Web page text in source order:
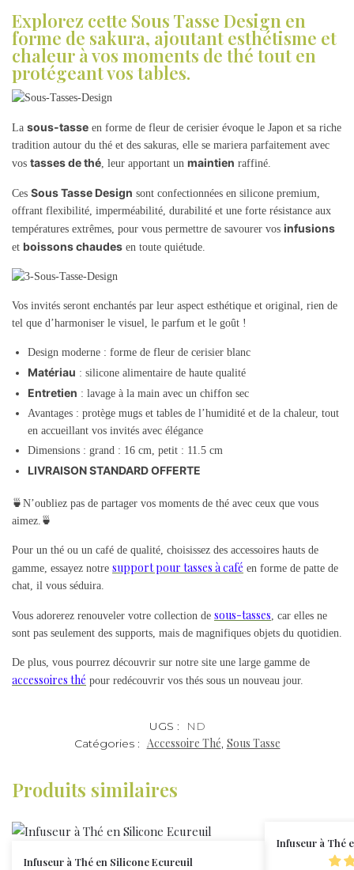
Explorez cette Sous Tasse Design en
forme de sakura, ajoutant esthétisme et
chaleur à vos moments de thé tout en
protégeant vos tables.
La sous-tasse en forme de fleur de cerisier évoque le Japon et sa riche
tradition autour du thé et des sakuras, elle se mariera parfaitement avec
vos tasses de thé , leur apportant un maintien raffiné.
Ces Sous Tasse Design sont confectionnées en silicone premium,
offrant flexibilité, imperméabilité, durabilité et une forte résistance aux
températures extrêmes, pour vous permettre de savourer vos infusions
et boissons chaudes en toute quiétude.
Vos invités seront enchantés par leur aspect esthétique et original, rien de
tel que d’harmoniser le visuel, le parfum et le goût !
Design moderne : forme de fleur de cerisier blanc
Matériau : silicone alimentaire de haute qualité
Entretien : lavage à la main avec un chiffon sec
Avantages : protège mugs et tables de l’humidité et de la chaleur, tout
en accueillant vos invités avec élégance
Dimensions : grand : 16 cm, petit : 11.5 cm
LIVRAISON STANDARD OFFERTE
🍵N’oubliez pas de partager vos moments de thé avec ceux que vous
aimez.🍵
Pour un thé ou un café de qualité, choisissez des accessoires hauts de
gamme, essayez notre support pour tasses à café en forme de patte de
chat, il vous séduira.
Vous adorerez renouveler votre collection de sous-tasses, car elles ne
sont pas seulement des supports, mais de magnifiques objets du quotidien.
De plus, vous pourrez découvrir sur notre site une large gamme de
accessoires thé pour redécouvrir vos thés sous un nouveau jour.
UGS :
ND
Catégories : Accessoire Thé, Sous Tasse
Produits similaires
Infuseur à Thé en Silicone Ecureuil
Infuseur à Thé